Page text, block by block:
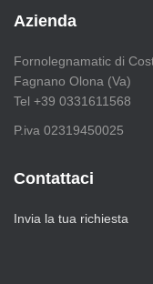
c
p
e
r
:
Azienda
Fornolegnamatic di
Fagnano Olona (Va)
Tel +39 0331611568
P.iva 02319450025
Contattaci
Invia la tua richiesta